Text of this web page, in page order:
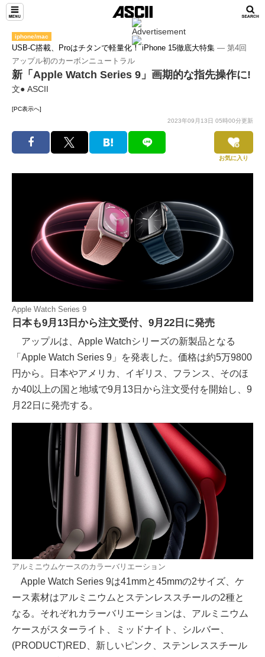
iphone/mac
USB-C搭載、Proはチタンで軽量化！ iPhone 15徹底大特集 ― 第4回
アップル初のカーボンニュートラル
新「Apple Watch Series 9」画期的な指先操作に!
文● ASCII
[PC表示へ]
2023年09月13日 05時00分更新
お気に入り
Apple Watch Series 9
日本も9月13日から注文受付、9月22日に発売
アップルは、Apple Watchシリーズの新製品となる
「Apple Watch Series 9」を発表した。価格は約5万9800
円から。日本やアメリカ、イギリス、フランス、そのほ
か40以上の国と地域で9月13日から注文受付を開始し、9
月22日に発売する。
アルミニウムケースのカラーバリエーション
Apple Watch Series 9は41mmと45mmの2サイズ、ケ
ース素材はアルミニウムとステンレススチールの2種と
なる。それぞれカラーバリエーションは、アルミニウム
ケースがスターライト、ミッドナイト、シルバー、
(PRODUCT)RED、新しいピンク、ステンレススチール